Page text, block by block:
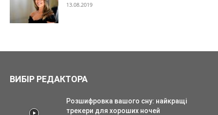
13.08.2019
ВИБІР РЕДАКТОРА
Розшифровка вашого сну: найкращі
трекери для хороших ночей